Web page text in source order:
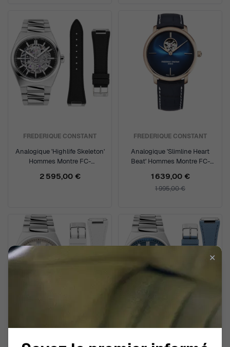
FREDERIQUE CONSTANT
Analogique 'Highlife Skeleton'
Hommes Montre FC-
2 595,00 €
FREDERIQUE CONSTANT
Analogique 'Slimline Heart
Beat' Hommes Montre FC-
1 639,00 €
1 995,00 €
✕